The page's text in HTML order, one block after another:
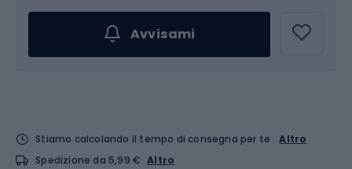
Avvisami
Stiamo calcolando il tempo di consegna per te
Altro
Spedizione da 5,99 € Altro